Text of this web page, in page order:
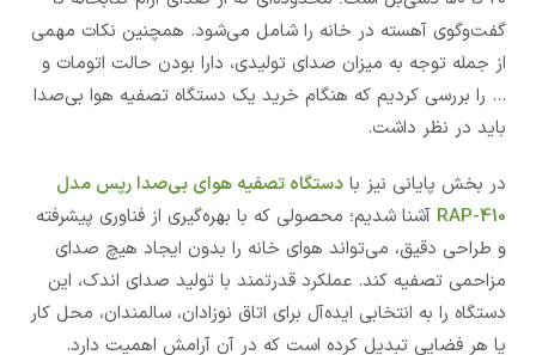
گفت‌وگوی آهسته در خانه را شامل می‌شود. همچنین نکات مهمی
از جمله توجه به میزان صدای تولیدی، دارا بودن حالت اتومات و
... را بررسی کردیم که هنگام خرید یک دستگاه تصفیه هوا بی‌صدا
باید در نظر داشت.
در بخش پایانی نیز با دستگاه تصفیه هوای بی‌صدا رپس مدل
RAP-410 آشنا شدیم؛ محصولی که با بهره‌گیری از فناوری پیشرفته
و طراحی دقیق، می‌تواند هوای خانه را بدون ایجاد هیچ صدای
مزاحمی تصفیه کند. عملکرد قدرتمند با تولید صدای اندک، این
دستگاه را به انتخابی ایده‌آل برای اتاق نوزادان، سالمندان، محل کار
یا هر فضایی تبدیل کرده است که در آن آرامش اهمیت دارد.